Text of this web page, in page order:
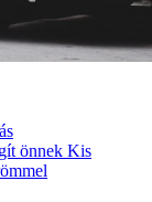
önnek Kis